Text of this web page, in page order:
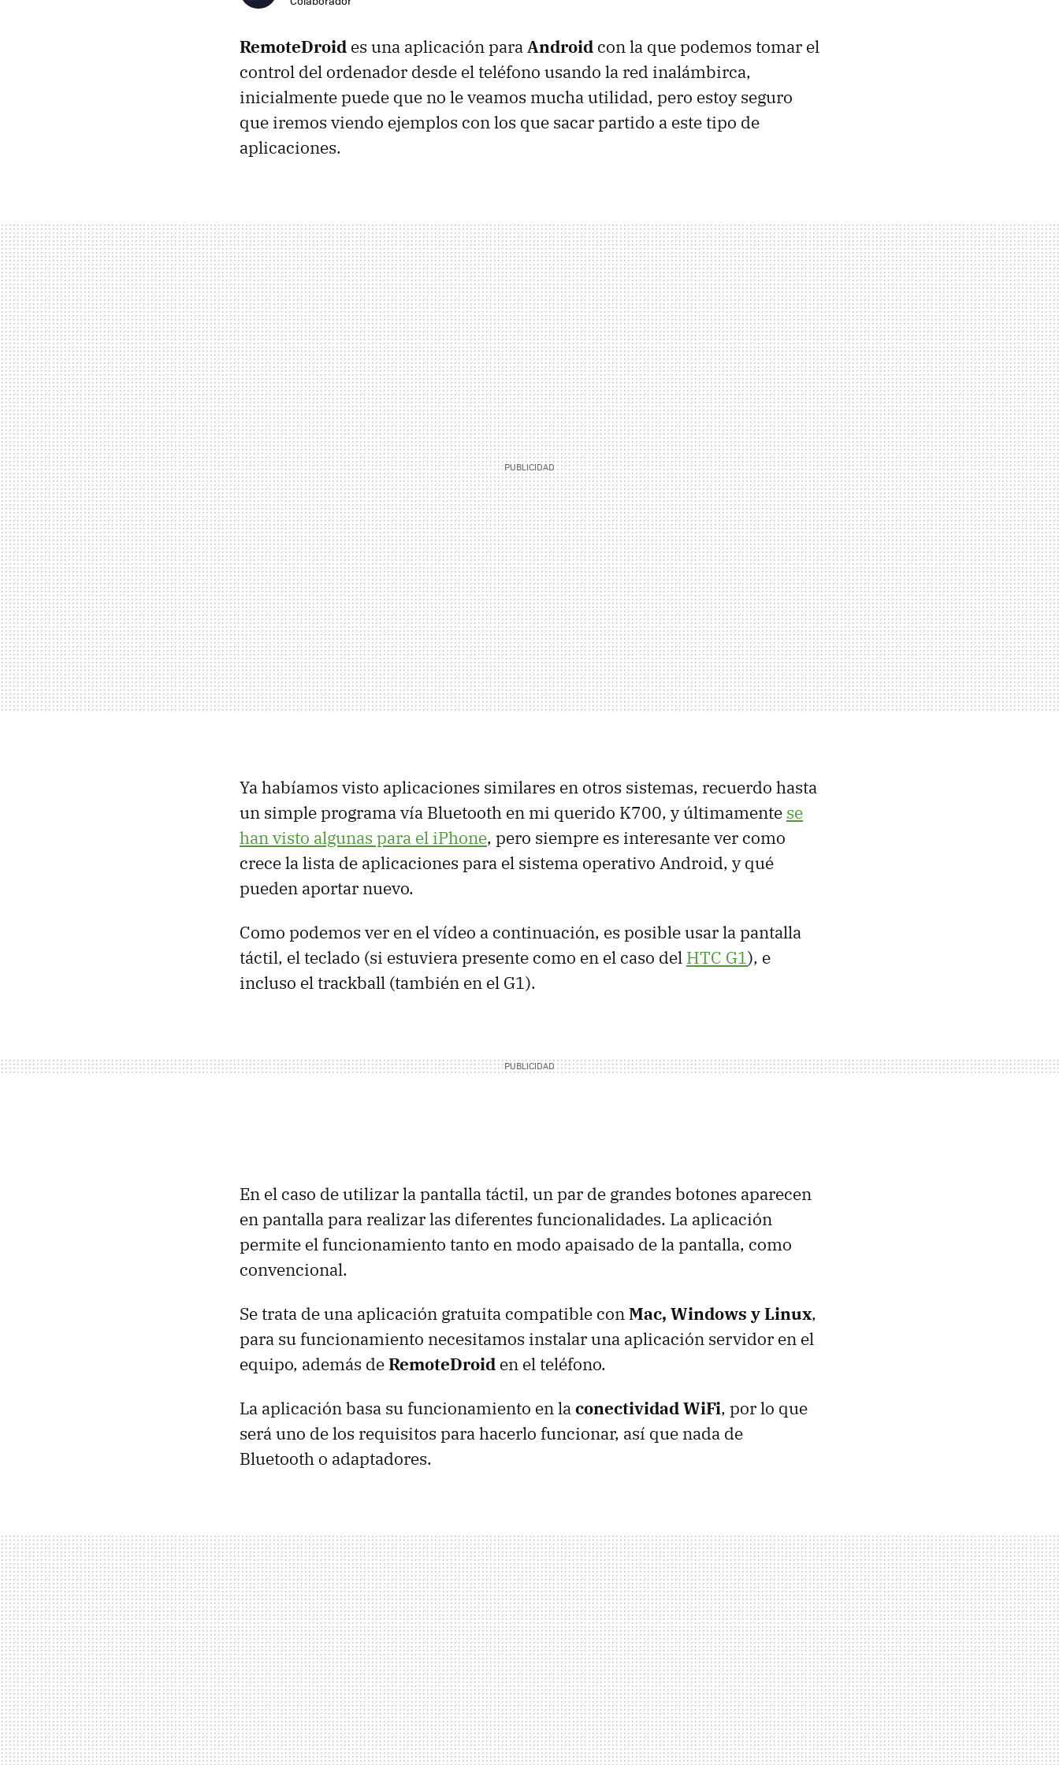
RemoteDroid es una aplicación paraAndroid con la que podemos tomar el
control del ordenador desde el teléfono usando la red inalámbirca,
inicialmente puede que no le veamos mucha utilidad, pero estoy seguro
que iremos viendo ejemplos con los que sacar partido a este tipo de
aplicaciones.
Ya habíamos visto aplicaciones similares en otros sistemas, recuerdo hasta
un simple programa vía Bluetooth en mi querido K700, y últimamente se
han visto algunas para el iPhone, pero siempre es interesante ver como
crece la lista de aplicaciones para el sistema operativo Android, y qué
pueden aportar nuevo.
Como podemos ver en el vídeo a continuación, es posible usar la pantalla
táctil, el teclado (si estuviera presente como en el caso del HTC G1), e
incluso el trackball (también en el G1).
En el caso de utilizar la pantalla táctil, un par de grandes botones aparecen
en pantalla para realizar las diferentes funcionalidades. La aplicación
permite el funcionamiento tanto en modo apaisado de la pantalla, como
convencional.
Se trata de una aplicación gratuita compatible conMac, Windows y Linux,
para su funcionamiento necesitamos instalar una aplicación servidor en el
equipo, además deRemoteDroid en el teléfono.
La aplicación basa su funcionamiento en laconectividad WiFi, por lo que
será uno de los requisitos para hacerlo funcionar, así que nada de
Bluetooth o adaptadores.